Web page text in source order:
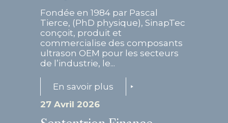
Fondée en 1984 par Pascal
Tierce, (PhD physique), SinapTec
conçoit, produit et
commercialise des composants
ultrason OEM pour les secteurs
de l’industrie, le...
En savoir plus
27 Avril 2026